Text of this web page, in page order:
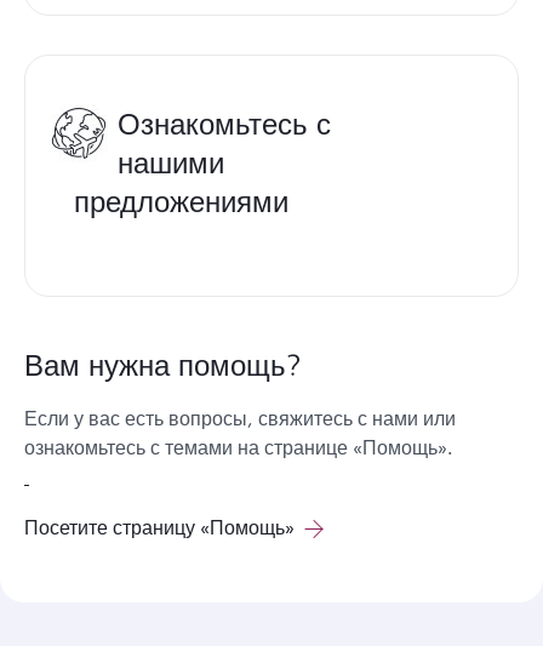
Ознакомьтесь с
нашими
предложениями
Вам нужна помощь?
Если у вас есть вопросы, свяжитесь с нами или
ознакомьтесь с темами на странице «Помощь».
Посетите страницу «Помощь»